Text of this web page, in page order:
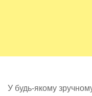
У будь-якому